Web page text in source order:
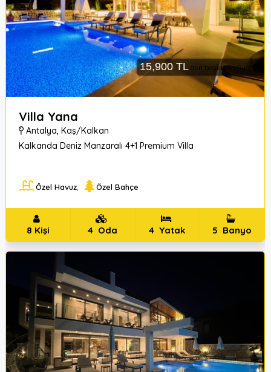
0
(542)
546
9080
(542)546
9090
(252)
40
Tuzla
Fethiye/Muğla
Villa Yana
Antalya, Kaş/Kalkan
Kalkanda Deniz Manzaralı 4+1 Premium Villa
Özel Havuz, Özel Bahçe
15,900 TL den başlayan fiyatlar
8 Kişi 4 Oda 4 Yatak 5 Banyo